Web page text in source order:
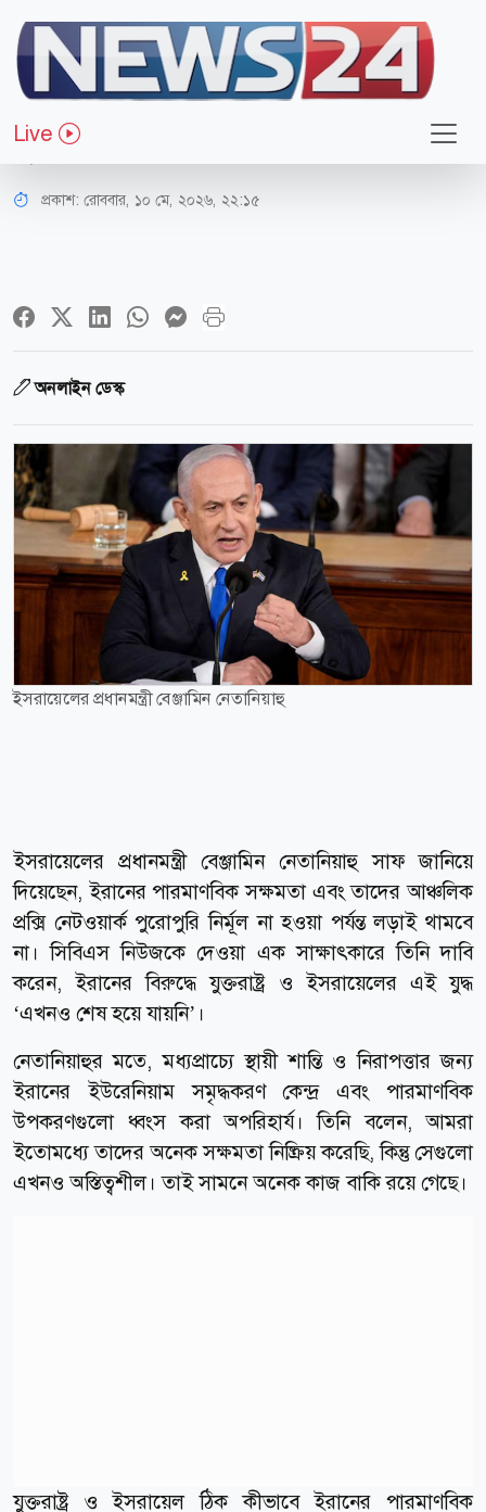
Live
আন্তর্জাতিক
‘যুদ্ধ শেষ হয়নি’, ইরানের পারমাণবিক
স্থাপনা ধ্বংসের হুঙ্কার নেতানিয়াহুর
প্রকাশ: রোববার, ১০ মে, ২০২৬, ২২:১৫
অনলাইন ডেস্ক
ইসরায়েলের প্রধানমন্ত্রী বেঞ্জামিন নেতানিয়াহু
ইসরায়েলের প্রধানমন্ত্রী বেঞ্জামিন নেতানিয়াহু সাফ জানিয়ে
দিয়েছেন, ইরানের পারমাণবিক সক্ষমতা এবং তাদের আঞ্চলিক
প্রক্সি নেটওয়ার্ক পুরোপুরি নির্মূল না হওয়া পর্যন্ত লড়াই থামবে
না। সিবিএস নিউজকে দেওয়া এক সাক্ষাৎকারে তিনি দাবি
করেন, ইরানের বিরুদ্ধে যুক্তরাষ্ট্র ও ইসরায়েলের এই যুদ্ধ
‘এখনও শেষ হয়ে যায়নি’।
নেতানিয়াহুর মতে, মধ্যপ্রাচ্যে স্থায়ী শান্তি ও নিরাপত্তার জন্য
ইরানের ইউরেনিয়াম সমৃদ্ধকরণ কেন্দ্র এবং পারমাণবিক
উপকরণগুলো ধ্বংস করা অপরিহার্য। তিনি বলেন, আমরা
ইতোমধ্যে তাদের অনেক সক্ষমতা নিষ্ক্রিয় করেছি, কিন্তু সেগুলো
এখনও অস্তিত্বশীল। তাই সামনে অনেক কাজ বাকি রয়ে গেছে।
যুক্তরাষ্ট্র ও ইসরায়েল ঠিক কীভাবে ইরানের পারমাণবিক